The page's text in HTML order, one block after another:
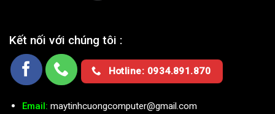
Kết nối với chúng tôi :
Hotline: 0934.891.870
Email: maytinhcuongcomputer@gmail.com